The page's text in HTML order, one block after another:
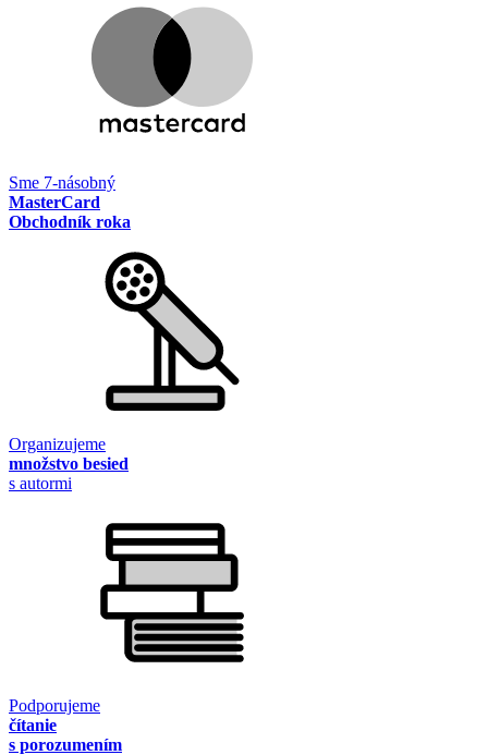
Sme 7-násobný
MasterCard
Obchodník roka
Organizujeme
množstvo besied
s autormi
Podporujeme
čítanie
s porozumením